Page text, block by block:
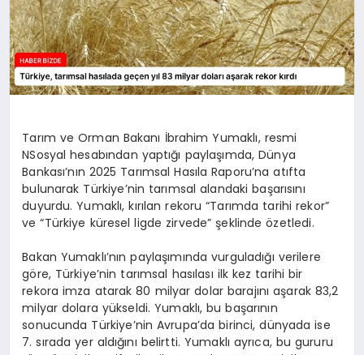
Tarım ve Orman Bakanı İbrahim Yumaklı, resmi
NSosyal hesabından yaptığı paylaşımda, Dünya
Bankası’nın 2025 Tarımsal Hasıla Raporu’na atıfta
bulunarak Türkiye’nin tarımsal alandaki başarısını
duyurdu. Yumaklı, kırılan rekoru “Tarımda tarihi rekor”
ve “Türkiye küresel ligde zirvede” şeklinde özetledi.
Bakan Yumaklı’nın paylaşımında vurguladığı verilere
göre, Türkiye’nin tarımsal hasılası ilk kez tarihi bir
rekora imza atarak 80 milyar dolar barajını aşarak 83,2
milyar dolara yükseldi. Yumaklı, bu başarının
sonucunda Türkiye’nin Avrupa’da birinci, dünyada ise
7. sırada yer aldığını belirtti. Yumaklı ayrıca, bu gururu